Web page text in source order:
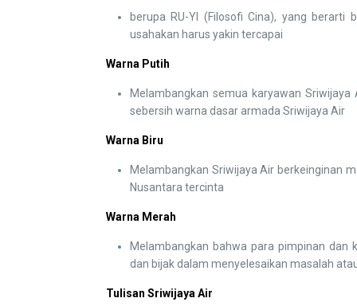
berupa RU-YI (Filosofi Cina), yang
usahakan harus yakin tercapai
Warna Putih
Melambangkan semua karyawan
sebersih warna dasar armada Sriwijaya Air
Warna Biru
Melambangkan Sriwijaya Air berkeinginan
Nusantara tercinta
Warna Merah
Melambangkan bahwa para pimpinan dan
dan bijak dalam menyelesaikan masalah
Tulisan Sriwijaya Air